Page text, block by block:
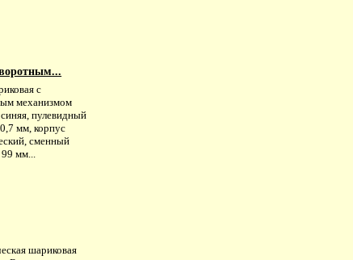
с
механизмом
пулевидный
мм, корпус
сменный
99 мм...
шариковая